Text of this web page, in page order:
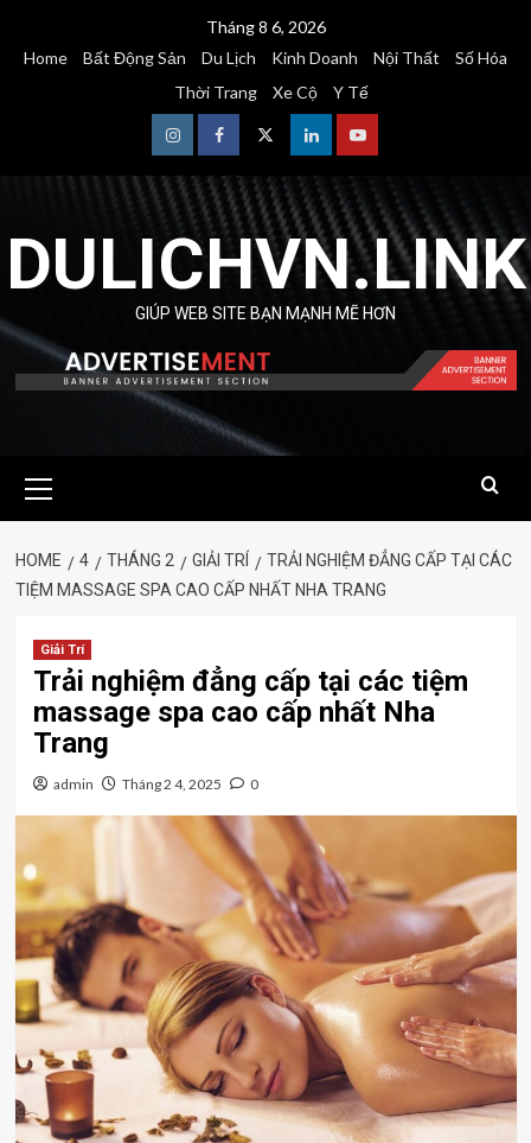
Tháng 8 6, 2026
Home
Bất Động Sản Du Lịch Kinh Doanh Nội Thất
Số Hóa
Thời Trang
Xe Cộ Y Tế
InstagramFacebookTwitterLinkedinYoutube
DULICHVN.LINK
GIÚP WEB SITE BẠN MẠNH MẼ HƠN
Menu
HOME 4 THÁNG 2 GIẢI TRÍ
TRẢI NGHIỆM ĐẲNG CẤP TẠI CÁC
TIỆM MASSAGE SPA CAO CẤP NHẤT NHA TRANG
Giải Trí
Trải nghiệm đẳng cấp tại các tiệm
massage spa cao cấp nhất Nha
Trang
admin Tháng 2 4, 2025 0